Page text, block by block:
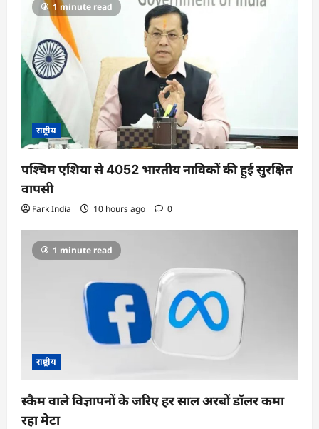
i
1 minute read
राष्ट्रीय
पश्चिम एशिया से 4052 भारतीय नाविकों की हुई सुरक्षित
वापसी
Fark India 10 hours ago 0
1 minute read
राष्ट्रीय
स्कैम वाले विज्ञापनों के जरिए हर साल अरबों डॉलर कमा
रहा मेटा